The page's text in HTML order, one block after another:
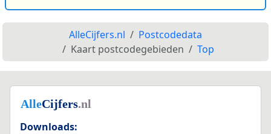
AlleCijfers.nl
Postcodedata
Kaart postcodegebieden
Top
Downloads: